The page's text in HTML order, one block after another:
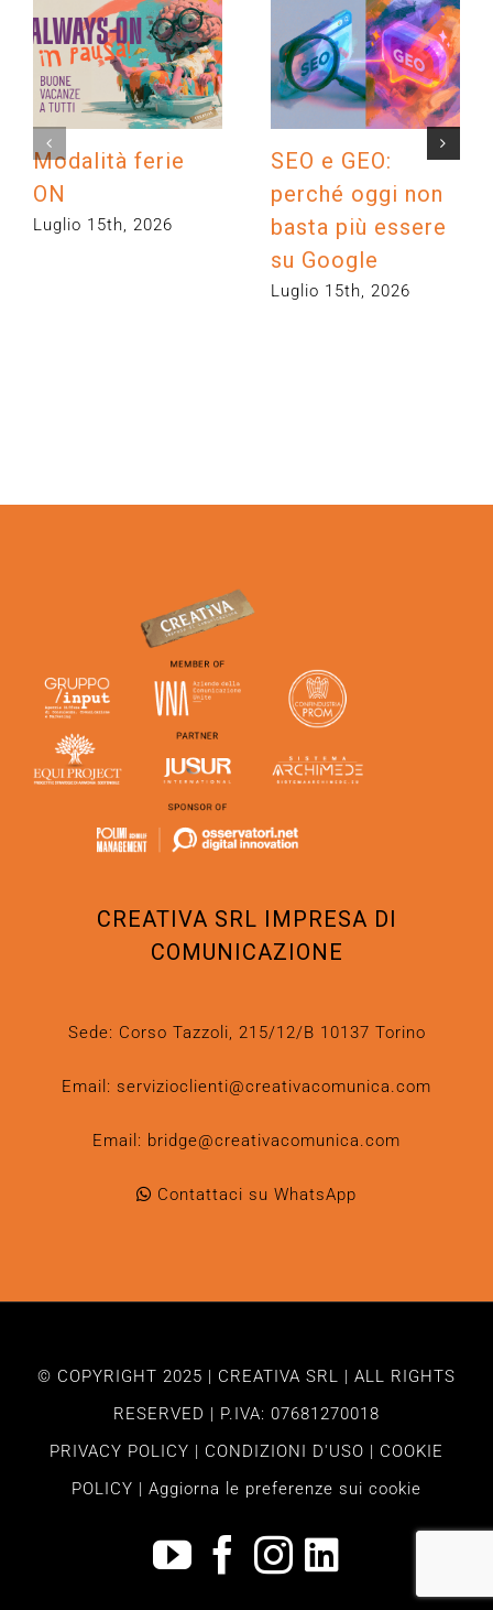
Modalità ferie
ON
Luglio 15th, 2026
SEO e GEO:
perché oggi non
basta più essere
su Google
Luglio 15th, 2026
CREATIVA SRL IMPRESA DI
COMUNICAZIONE
Sede: Corso Tazzoli, 215/12/B 10137 Torino
Email: servizioclienti@creativacomunica.com
Email: bridge@creativacomunica.com
Contattaci su WhatsApp
© COPYRIGHT 2025 | CREATIVA SRL | ALL RIGHTS
RESERVED | P.IVA: 07681270018
PRIVACY POLICY
CONDIZIONI D'USO
COOKIE
POLICY
Aggiorna le preferenze sui cookie
YouTubeFacebookInstagramLinkedIn